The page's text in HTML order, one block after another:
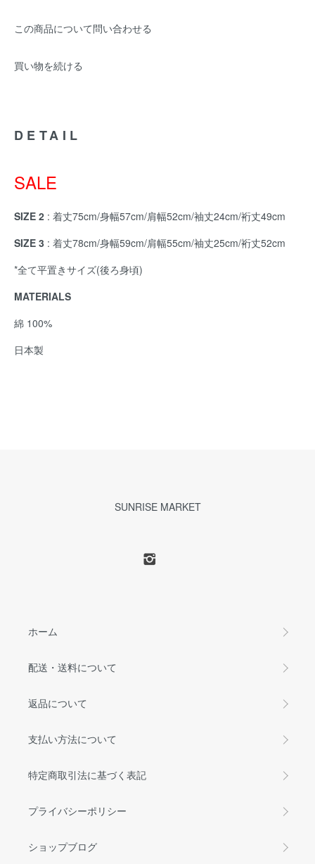
この商品について問い合わせる
買い物を続ける
DETAIL
SALE
SIZE 2 : 着丈75cm/身幅57cm/肩幅52cm/袖丈24cm/裄丈49cm
SIZE 3 : 着丈78cm/身幅59cm/肩幅55cm/袖丈25cm/裄丈52cm
*全て平置きサイズ(後ろ身頃)
MATERIALS
綿 100%
日本製
SUNRISE MARKET
ホーム
配送・送料について
返品について
支払い方法について
特定商取引法に基づく表記
プライバシーポリシー
ショップブログ